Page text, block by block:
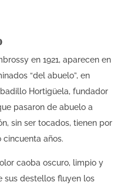
en 1921, aparecen en
“del abuelo”, en
Hortigüela, fundador
pasaron de abuelo a
sin ser tocados, tienen por
años.
caoba oscuro, limpio y
sus destellos fluyen los